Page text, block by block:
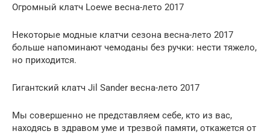
Огромный клатч Loewe весна-лето 2017
Некоторые модные клатчи сезона весна-лето 2017
больше напоминают чемоданы без ручки: нести тяжело,
но приходится.
Гигантский клатч Jil Sander весна-лето 2017
Мы совершенно не представляем себе, кто из вас,
находясь в здравом уме и трезвой памяти, откажется от